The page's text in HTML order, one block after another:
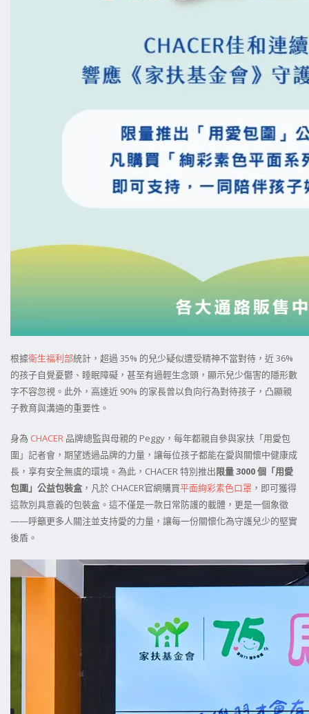
根據衛生福利部統計，超過 35% 的兒少疑似遭受精神不當對待，近 36%
的孩子自覺憂鬱、睡眠障礙，甚至有過輕生念頭，顯示兒少傷害的隱形數
字不容忽視。此外，高達近 90% 的家長曾以負向行為對待孩子，凸顯親
子教育與溝通的重要性。
身為 CHACER 品牌總監與母親的 Peggy，每年都親自參與家扶「用愛包
圍」記者會，期望透過品牌的力量，讓每位孩子都能在愛與關懷中健康成
長，享有安全無虞的環境。為此，CHACER 特別推出限量 3000 個「用愛
包圍」公益包裝盒 ，凡於 CHACER官網購買平面絢彩素色口罩 ，即可獲得
這款別具意義的包裝盒。這不僅是一款日常防護的載體，更是一個象徵
——呼籲更多人關注並支持愛的力量，讓每一份關懷化為守護兒少的堅實
後盾。